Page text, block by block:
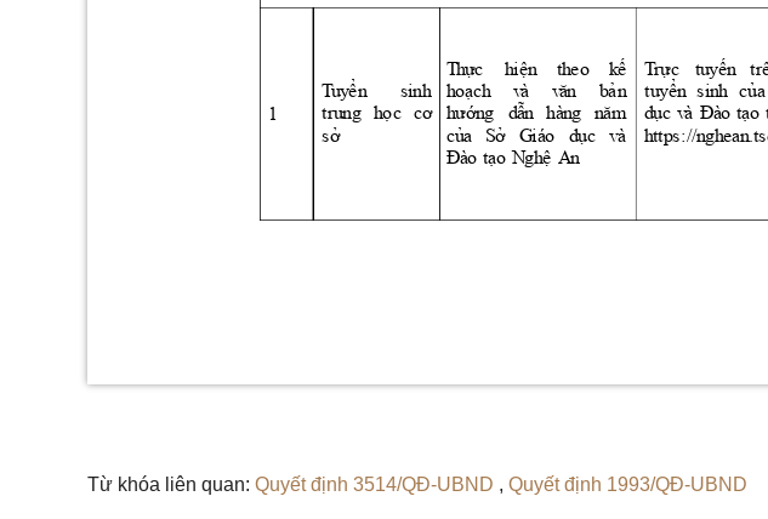
1
Tuyển sinh
trung học cơ
sở
Thực hiện theo kế
hoạch và văn bản
hướng dẫn hàng
năm
của Sở Giáo dục và
Đào tạo Nghệ An
Trực tuyến t
tuyển sinh của
dục và Đào tạo
https://nghean.ts
Từ khóa liên quan: Quyết định 3514/QĐ-UBND , Quyết định 1993/QĐ-UBND